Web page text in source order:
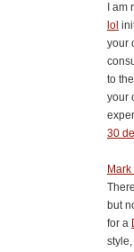
I
lol
your
to
your
30
but
for a